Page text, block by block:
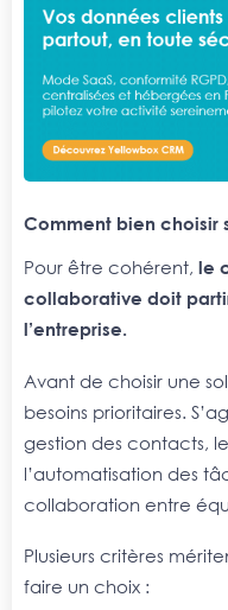
Comment bien choisir
Pour être cohérent, le
collaborative doit
l’entreprise.
Avant de choisir une
besoins prioritaires.
gestion des contacts,
l’automatisation des
collaboration entre
Plusieurs critères
faire un choix :